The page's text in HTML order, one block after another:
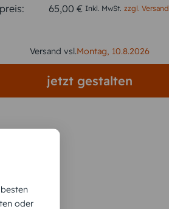
65,00 € Inkl. MwSt. zzgl. Versand
Versand vsl.Montag, 10.8.2026
jetzt gestalten
oder